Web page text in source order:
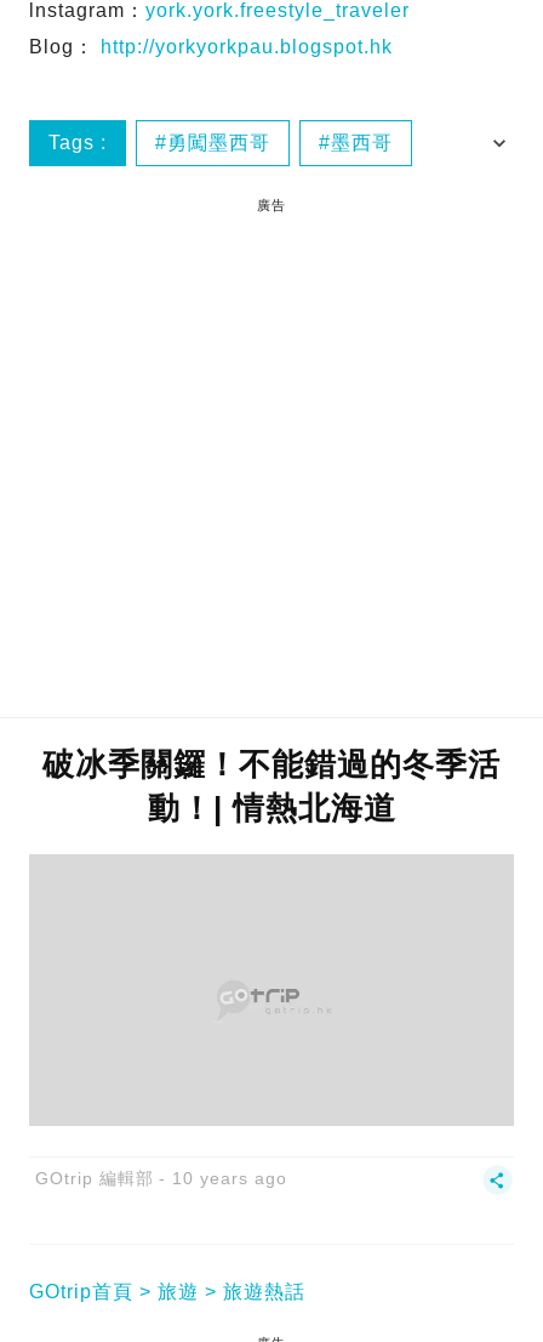
lnstagram： york.york.freestyle_traveler
Blog：
http://yorkyorkpau.blogspot.hk
Tags : 勇闖墨西哥 墨西哥
墨西哥婚禮前夕
廣告
破冰季關鑼！不能錯過的冬季活
動！| 情熱北海道
GOtrip 編輯部 10 years ago
GOtrip首頁 旅遊 旅遊熱話